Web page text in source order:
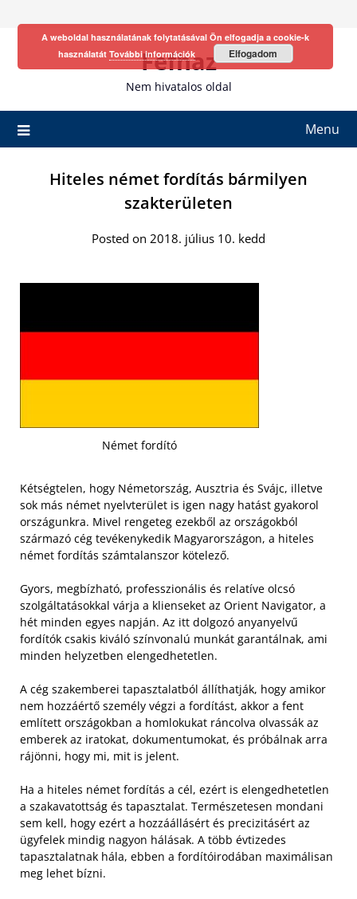
Fefhaz
Nem hivatalos oldal
Menu
Hiteles német fordítás bármilyen
szakterületen
Posted on 2018. július 10. kedd
Német fordító
Kétségtelen, hogy Németország, Ausztria és Svájc, illetve
sok más német nyelvterület is igen nagy hatást gyakorol
országunkra. Mivel rengeteg ezekből az országokból
származó cég tevékenykedik Magyarországon, a hiteles
német fordítás számtalanszor kötelező.
Gyors, megbízható, professzionális és relatíve olcsó
szolgáltatásokkal várja a klienseket az Orient Navigator, a
hét minden egyes napján. Az itt dolgozó anyanyelvű
fordítók csakis kiváló színvonalú munkát garantálnak, ami
minden helyzetben elengedhetetlen.
A cég szakemberei tapasztalatból állíthatják, hogy amikor
nem hozzáértő személy végzi a fordítást, akkor a fent
említett országokban a homlokukat ráncolva olvassák az
emberek az iratokat, dokumentumokat, és próbálnak arra
rájönni, hogy mi, mit is jelent.
Ha a hiteles német fordítás a cél, ezért is elengedhetetlen
a szakavatottság és tapasztalat. Természetesen mondani
sem kell, hogy ezért a hozzáállásért és precizitásért az
ügyfelek mindig nagyon hálásak. A több évtizedes
tapasztalatnak hála, ebben a fordítóirodában maximálisan
meg lehet bízni.
A weboldal használatának folytatásával Ön elfogadja a cookie-k
használatát További információk Elfogadom